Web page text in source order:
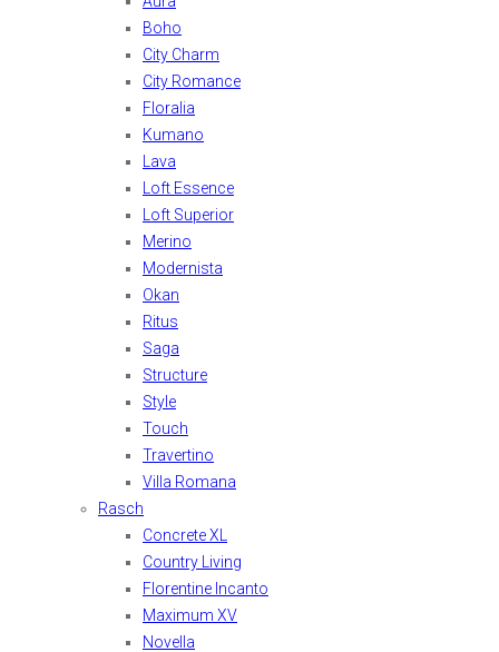
Boho
City Charm
City Romance
Floralia
Kumano
Lava
Loft Essence
Loft Superior
Merino
Modernista
Okan
Ritus
Saga
Structure
Style
Touch
Travertino
Villa Romana
Rasch
Concrete XL
Country Living
Florentine Incanto
Maximum XV
Novella